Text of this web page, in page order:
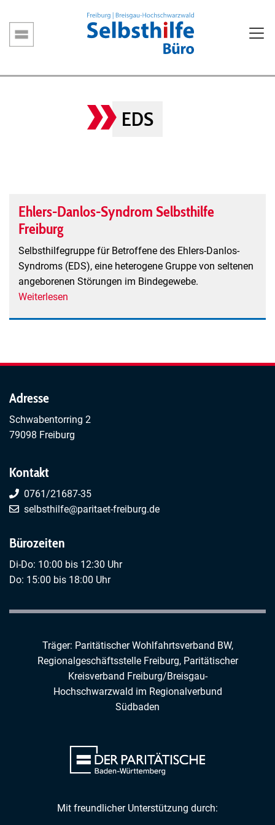
zum
Inhalt
Hauptnavigation
EDS
Ehlers-Danlos-Syndrom Selbsthilfe
Freiburg
Selbsthilfegruppe für Betroffene des Ehlers-Danlos-
Syndroms (EDS), eine heterogene Gruppe von seltenen
angeborenen Störungen im Bindegewebe.
Weiterlesen
Adresse
Schwabentorring 2
79098 Freiburg
Kontakt
0761/21687-35
selbsthilfe@paritaet-freiburg.de
Bürozeiten
Di-Do: 10:00 bis 12:30 Uhr
Do: 15:00 bis 18:00 Uhr
Träger: Paritätischer Wohlfahrtsverband BW,
Regionalgeschäftsstelle Freiburg, Paritätischer
Kreisverband Freiburg/Breisgau-
Hochschwarzwald im Regionalverbund
Südbaden
Mit freundlicher Unterstützung durch: